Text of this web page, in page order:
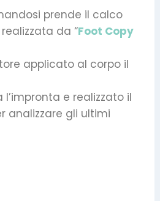
prende il calco
da “Foot Copy
applicato al corpo il
e realizzato il
analizzare gli ultimi